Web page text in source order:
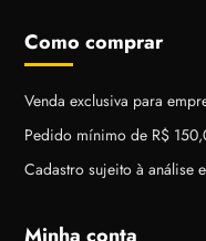
Como comprar
Venda exclusiva para
Pedido mínimo de R$
Cadastro sujeito à análise